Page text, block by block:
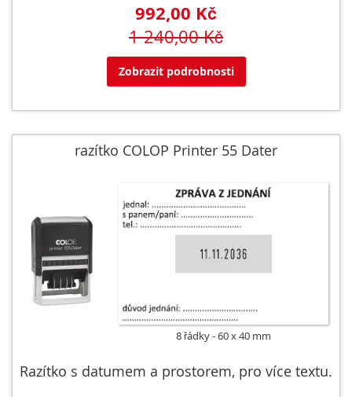
992,00 Kč
1 240,00 Kč
Zobrazit podrobnosti
razítko COLOP Printer 55 Dater
8 řádky 60 x 40 mm
Razítko s datumem a prostorem, pro více textu.